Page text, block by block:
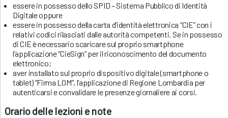
essere in possesso dello SPID – Sistema Pubblico di Identità
Digitale oppure
essere in possesso della carta d’identità elettronica “CIE” con i
relativi codici rilasciati dalle autorità competenti. Se in possesso
di CIE è necessario scaricare sul proprio smartphone
l’applicazione “CieSign” per il riconoscimento del documento
elettronico;
aver installato sul proprio dispositivo digitale (smartphone o
tablet) “Firma LOM”, l’applicazione di Regione Lombardia per
autenticarsi e convalidare le presenze giornaliere ai corsi.
Orario delle lezioni e note